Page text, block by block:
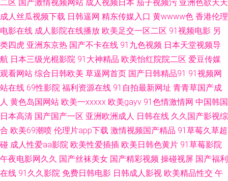
出视频 人人爱av 亚洲无码另类专区 91蝌蚪成人 成人性交大片免费看 久草福
利在线免费 日本va在线网站 中文字幕海角 俺也去毛片 精东福利电影 日韩激
情av无码网点 91v91cn 成人自慰 男人天堂资源 深爱的激情网 91黄色视频网
站 阿v不卡的在线视频 欧美一区二区操逼网 影音先锋四虎影院 97第一福利
导航 久久福利一二区 色色综合网免费观看 91豆花视频永久 97porn人人 精品
日韩成人 日韩黄址 影音先锋最新AV网 91秦先生在线播放 国产操逼在线观看
日韩欧美性爱A片 91大神原创 91在线网站 国产ts在线视频 欧美日韩国产亚
二区 国产激情视频网站 成人视频日本 茄子视频污 亚洲色欲天天
成人丝瓜视频下载 日韩逼网 精东传媒入口 黄wwww色 香港伦理
电影在线 成人影院在线播放 欧美足交一区二区 91视频电影 另
类四虎 亚洲东京热 国产不卡在线 91九色视频 日本天堂视频导
航 日本三级光棍影院 91大神精品 欧美怡红院院二区 爱豆传媒
观看网站 综合日韩欧美 草逼网首页 国产日韩精品91 91视频网
站在线 69性影院 福利资源在线 91自拍最新网址 青青草国产成
人 黄色岛国网站 欧美一xxxxx 欧美gayv 91色情激情网 中国韩国
日本高清 国产国产一区 亚洲欧洲成人 日韩在线 久久国产影视综
合 欧美69潮喷 伦理片app下载 激情视频国产精品 91草莓久草超
碰 成人性爱aa影院 欧美性爱插插 欧美日韩色黄片 91草莓影院
午夜电影网久久 国产丝袜美女 国产精彩视频 操碰视屏 国产福利
在线 91久久影院 免费日韩电影 日韩成人影视 欧美精品性交 午